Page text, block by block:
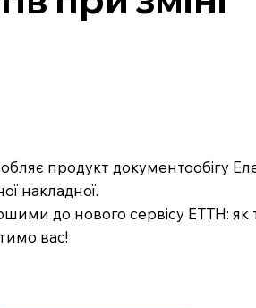
продукт документообігу
накладної.
до нового сервісу ЕТТН: як
вас!